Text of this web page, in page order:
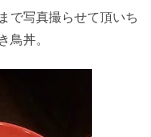
で写真撮らせて頂いち
鳥丼。